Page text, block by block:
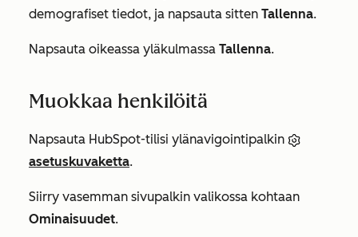
demografiset tiedot, ja napsauta sitten Tallenna.
Napsauta oikeassa yläkulmassa Tallenna.
Muokkaa henkilöitä
Napsauta HubSpot-tilisi ylänavigointipalkin
asetuskuvaketta.
Siirry vasemman sivupalkin valikossa kohtaan
Ominaisuudet.